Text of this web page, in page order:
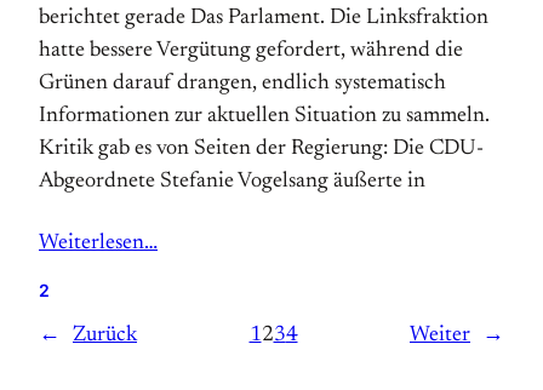
berichtet gerade Das Parlament. Die Linksfraktion
hatte bessere Vergütung gefordert, während die
Grünen darauf drangen, endlich systematisch
Informationen zur aktuellen Situation zu sammeln.
Kritik gab es von Seiten der Regierung: Die CDU-
Abgeordnete Stefanie Vogelsang äußerte in
Weiterlesen…
2
← Zurück 1234 Weiter →